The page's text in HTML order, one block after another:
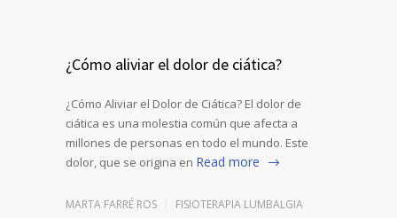
¿Cómo aliviar el dolor de ciática?
¿Cómo Aliviar el Dolor de Ciática? El dolor de
ciática es una molestia común que afecta a
millones de personas en todo el mundo. Este
dolor, que se origina en Read more
MARTA FARRÉ ROS FISIOTERAPIA LUMBALGIA